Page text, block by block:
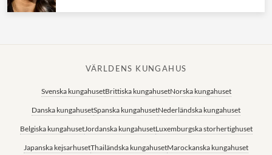
VÄRLDENS KUNGAHUS
Svenska kungahusetBrittiska kungahusetNorska kungahuset
Danska kungahusetSpanska kungahusetNederländska kungahuset
Belgiska kungahusetJordanska kungahusetLuxemburgska storhertighuset
Japanska kejsarhusetThailändska kungahusetMarockanska kungahuset